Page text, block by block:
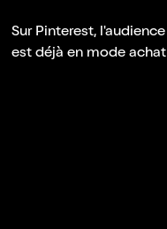
Sur Pinterest, l'audience
est déjà en mode achat